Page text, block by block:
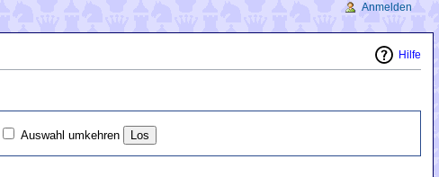
Hilfe
Auswahl umkehren
Anmelden